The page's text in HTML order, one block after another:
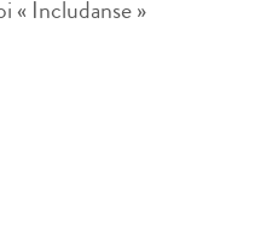
« Includanse »